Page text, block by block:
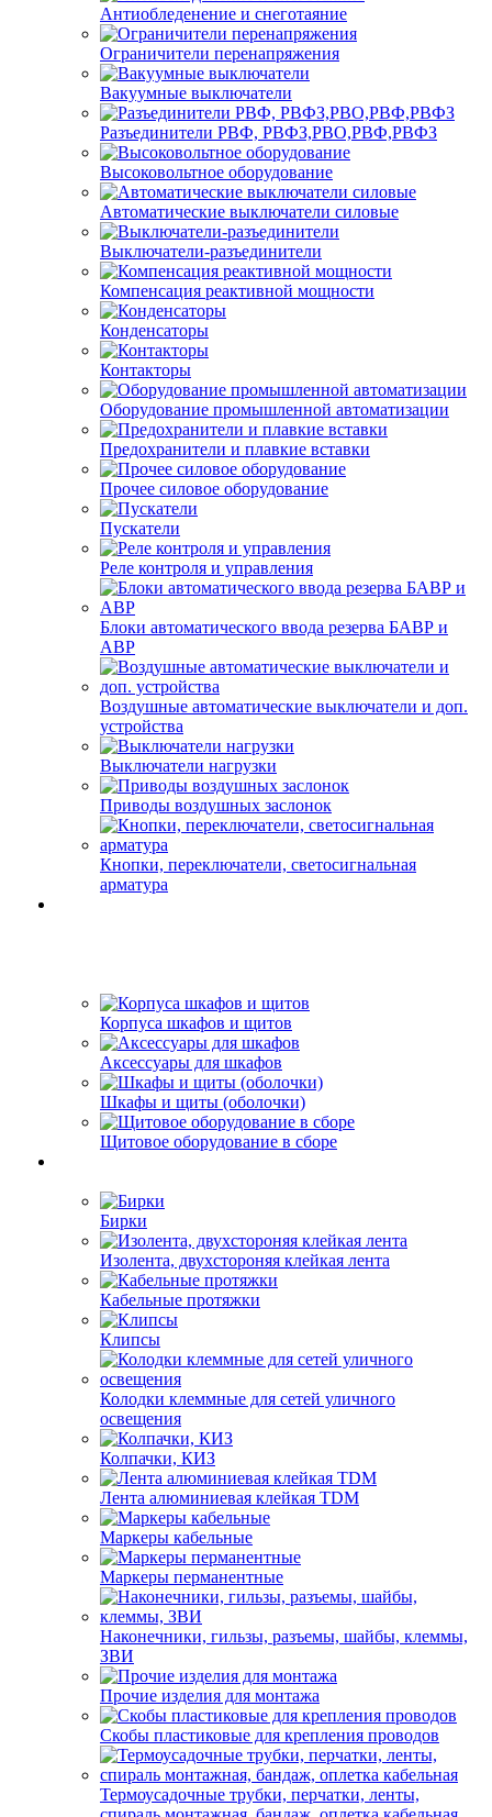
Антиобледенение и снеготаяние
Ограничители перенапряжения
Вакуумные выключатели
Разъединители РВФ, РВФЗ,РВО,РВФ,РВФЗ
Высоковольтное оборудование
Автоматические выключатели cиловые
Выключатели-разъединители
Компенсация реактивной мощности
Конденсаторы
Контакторы
Оборудование промышленной автоматизации
Предохранители и плавкие вставки
Прочее силовое оборудование
Пускатели
Реле контроля и управления
Блоки автоматического ввода резерва БАВР и
АВР
Воздушные автоматические выключатели и доп.
устройства
Выключатели нагрузки
Приводы воздушных заслонок
Кнопки, переключатели, светосигнальная
арматура
Корпуса шкафов и щитов
Аксессуары для шкафов
Шкафы и щиты (оболочки)
Щитовое оборудование в сборе
Бирки
Изолента, двухстороняя клейкая лента
Кабельные протяжки
Клипсы
Колодки клеммные для сетей уличного
освещения
Колпачки, КИЗ
Лента алюминиевая клейкая TDM
Маркеры кабельные
Маркеры перманентные
Наконечники, гильзы, разъемы, шайбы, клеммы,
ЗВИ
Прочие изделия для монтажа
Скобы пластиковые для крепления проводов
Термоусадочные трубки, перчатки, ленты,